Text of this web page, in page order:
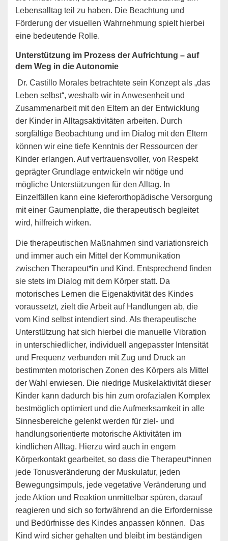
Lebensalltag teil zu haben. Die Beachtung und
Förderung der visuellen Wahrnehmung spielt hierbei
eine bedeutende Rolle.
Unterstützung im Prozess der Aufrichtung – auf
dem Weg in die Autonomie
Dr. Castillo Morales betrachtete sein Konzept als „das
Leben selbst“, weshalb wir in Anwesenheit und
Zusammenarbeit mit den Eltern an der Entwicklung
der Kinder in Alltagsaktivitäten arbeiten. Durch
sorgfältige Beobachtung und im Dialog mit den Eltern
können wir eine tiefe Kenntnis der Ressourcen der
Kinder erlangen. Auf vertrauensvoller, von Respekt
geprägter Grundlage entwickeln wir nötige und
mögliche Unterstützungen für den Alltag. In
Einzelfällen kann eine kieferorthopädische Versorgung
mit einer Gaumenplatte, die therapeutisch begleitet
wird, hilfreich wirken.
Die therapeutischen Maßnahmen sind variationsreich
und immer auch ein Mittel der Kommunikation
zwischen Therapeut*in und Kind. Entsprechend finden
sie stets im Dialog mit dem Körper statt. Da
motorisches Lernen die Eigenaktivität des Kindes
voraussetzt, zielt die Arbeit auf Handlungen ab, die
vom Kind selbst intendiert sind. Als therapeutische
Unterstützung hat sich hierbei die manuelle Vibration
in unterschiedlicher, individuell angepasster Intensität
und Frequenz verbunden mit Zug und Druck an
bestimmten motorischen Zonen des Körpers als Mittel
der Wahl erwiesen. Die niedrige Muskelaktivität dieser
Kinder kann dadurch bis hin zum orofazialen Komplex
bestmöglich optimiert und die Aufmerksamkeit in alle
Sinnesbereiche gelenkt werden für ziel- und
handlungsorientierte motorische Aktivitäten im
kindlichen Alltag. Hierzu wird auch in engem
Körperkontakt gearbeitet, so dass die Therapeut*innen
jede Tonusveränderung der Muskulatur, jeden
Bewegungsimpuls, jede vegetative Veränderung und
jede Aktion und Reaktion unmittelbar spüren, darauf
reagieren und sich so fortwährend an die Erfordernisse
und Bedürfnisse des Kindes anpassen können.
Das
Kind wird sicher gehalten und bleibt im beständigen